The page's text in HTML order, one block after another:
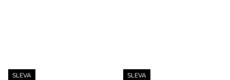
SLEVA SLEVA